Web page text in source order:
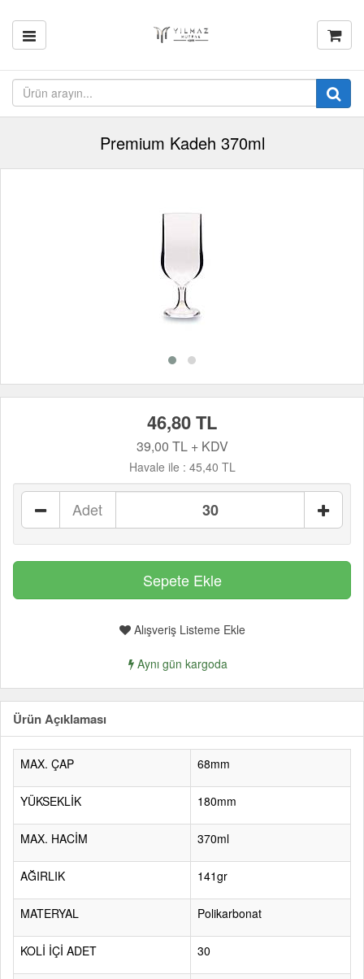
Premium Kadeh 370ml
46,80 TL
39,00 TL + KDV
Havale ile : 45,40 TL
Adet
Alışveriş Listeme Ekle
Aynı gün kargoda
Ürün Açıklaması
MAX. ÇAP 68mm
YÜKSEKLİK 180mm
MAX. HACİM 370ml
AĞIRLIK 141gr
MATERYAL Polikarbonat
KOLİ İÇİ ADET 30